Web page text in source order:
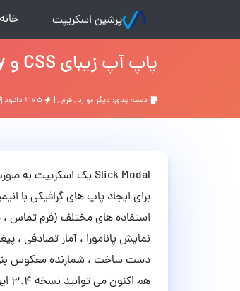
پرشین اسکریپت خانه
پاپ آپ زیبای CSS و jQuery با اسکریپت Slick Modal نسخه 3.4
دسته بندی: دیگر موارد,فرم, | ۳۷۵ دانلود
استفاده های مختلف (فرم تماس ،
نمایش پانامورا ، آمار تصادفی ،
دست ساخت ، شمارنده معکوس بنر)
هم اکنون می توانید نسخه 3.4 این اسکریپت را از پرشین اسکریپت دریافت نمایید.